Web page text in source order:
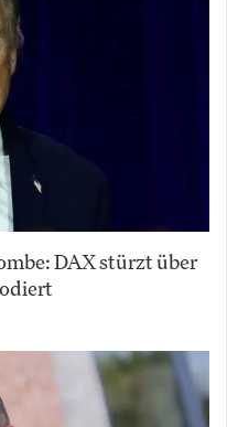
DAX stürzt über